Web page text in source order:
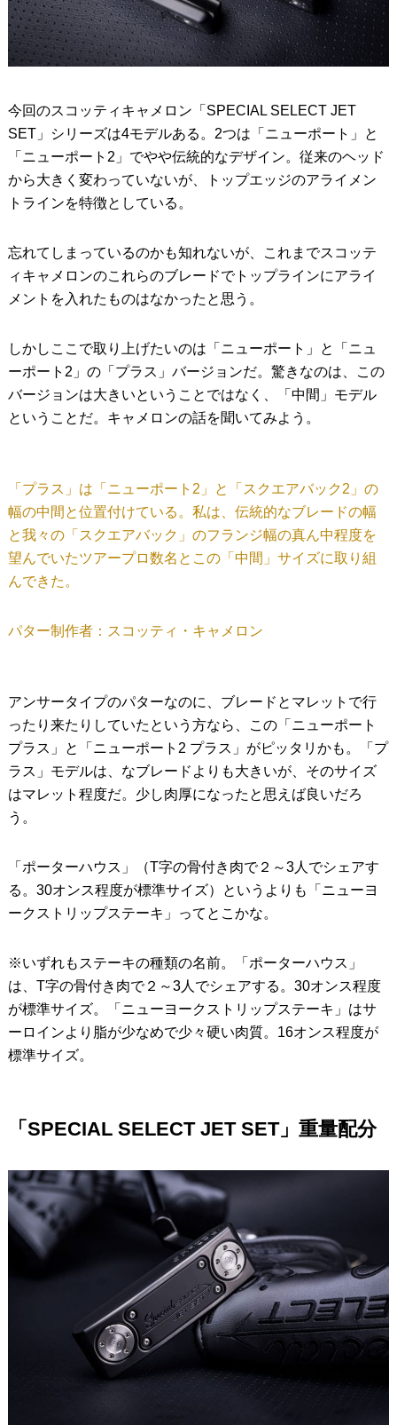
今回のスコッティキャメロン「SPECIAL SELECT JET
SET」シリーズは4モデルある。2つは「ニューポート」と
「ニューポート2」でやや伝統的なデザイン。従来のヘッド
から大きく変わっていないが、トップエッジのアライメン
トラインを特徴としている。
忘れてしまっているのかも知れないが、これまでスコッテ
ィキャメロンのこれらのブレードでトップラインにアライ
メントを入れたものはなかったと思う。
しかしここで取り上げたいのは「ニューポート」と「ニュ
ーポート2」の「プラス」バージョンだ。驚きなのは、この
バージョンは大きいということではなく、「中間」モデル
ということだ。キャメロンの話を聞いてみよう。
「プラス」は「ニューポート2」と「スクエアバック2」の
幅の中間と位置付けている。私は、伝統的なブレードの幅
と我々の「スクエアバック」のフランジ幅の真ん中程度を
望んでいたツアープロ数名とこの「中間」サイズに取り組
んできた。
パター制作者：スコッティ・キャメロン
アンサータイプのパターなのに、ブレードとマレットで行
ったり来たりしていたという方なら、この「ニューポート
プラス」と「ニューポート2 プラス」がピッタリかも。「プ
ラス」モデルは、なブレードよりも大きいが、そのサイズ
はマレット程度だ。少し肉厚になったと思えば良いだろ
う。
「ポーターハウス」（T字の骨付き肉で２～3人でシェアす
る。30オンス程度が標準サイズ）というよりも「ニューヨ
ークストリップステーキ」ってとこかな。
※いずれもステーキの種類の名前。「ポーターハウス」
は、T字の骨付き肉で２～3人でシェアする。30オンス程度
が標準サイズ。「ニューヨークストリップステーキ」はサ
ーロインより脂が少なめで少々硬い肉質。16オンス程度が
標準サイズ。
「SPECIAL SELECT JET SET」重量配分